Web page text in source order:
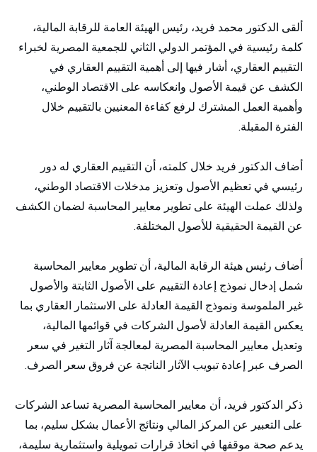
ألقى الدكتور محمد فريد، رئيس الهيئة العامة للرقابة المالية،
كلمة رئيسية في المؤتمر الدولي الثاني للجمعية المصرية لخبراء
التقييم العقاري، أشار فيها إلى أهمية التقييم العقاري في
الكشف عن قيمة الأصول وانعكاسه على الاقتصاد الوطني،
وأهمية العمل المشترك لرفع كفاءة المعنيين بالتقييم خلال
الفترة المقبلة.
أضاف الدكتور فريد خلال كلمته، أن التقييم العقاري له دور
رئيسي في تعظيم الأصول وتعزيز مدخلات الاقتصاد الوطني،
ولذلك عملت الهيئة على تطوير معايير المحاسبة لضمان الكشف
عن القيمة الحقيقية للأصول المختلفة.
أضاف رئيس هيئة الرقابة المالية، أن تطوير معايير المحاسبة
شمل إدخال نموذج إعادة التقييم على الأصول الثابتة والأصول
غير الملموسة ونموذج القيمة العادلة على الاستثمار العقاري بما
يعكس القيمة العادلة لأصول الشركات في قوائمها المالية،
وتعديل معايير المحاسبة المصرية لمعالجة آثار التغير في سعر
الصرف عبر إعادة تبويب الآثار الناتجة عن فروق سعر الصرف.
ذكر الدكتور فريد، أن معايير المحاسبة المصرية تساعد الشركات
على التعبير عن المركز المالي ونتائج الأعمال بشكل سليم، بما
يدعم صحة موقفها في اتخاذ قرارات تمويلية واستثمارية سليمة،